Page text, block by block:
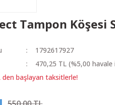
Tampon Köşesi
1792617927
470,25 TL (%5,00 havale
başlayan taksitlerle!